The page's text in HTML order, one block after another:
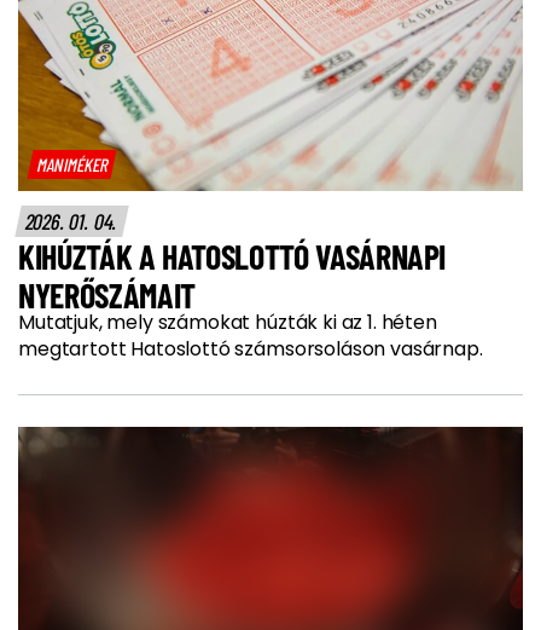
MANIMÉKER
2026. 01. 04.
KIHÚZTÁK A HATOSLOTTÓ VASÁRNAPI
NYERŐSZÁMAIT
Mutatjuk, mely számokat húzták ki az 1. héten
megtartott Hatoslottó számsorsoláson vasárnap.